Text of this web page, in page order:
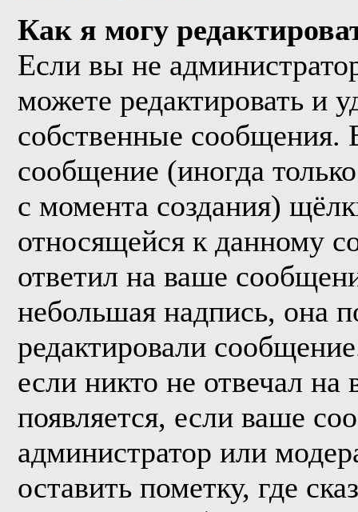
Как я могу
Если вы не
можете редактировать и
собственные сообщения.
сообщение (иногда
с момента создания)
относящейся к данному
ответил на ваше
небольшая надпись, она
редактировали
если никто не отвечал
появляется, если ваше
администратор или
оставить пометку, где